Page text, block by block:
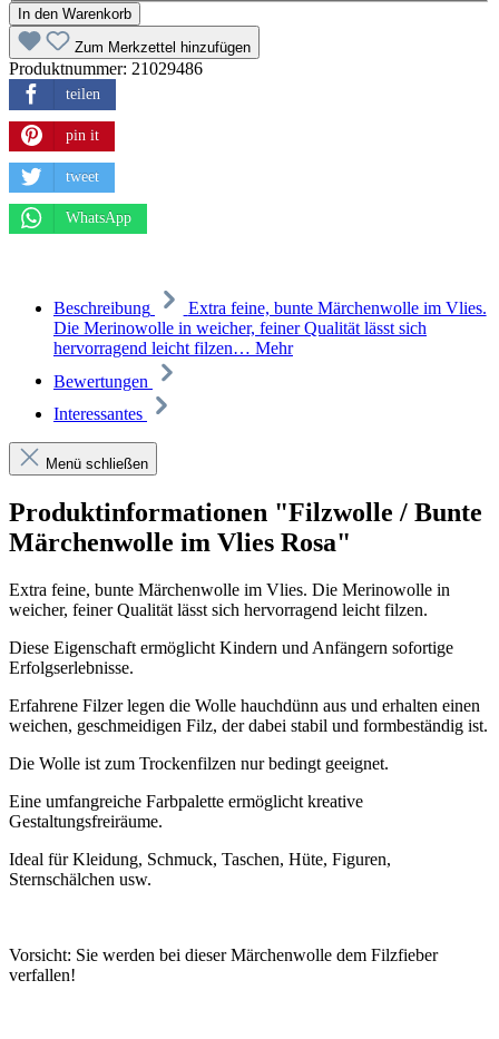
In den Warenkorb
Zum Merkzettel hinzufügen
Produktnummer: 21029486
teilen
pin it
tweet
WhatsApp
Beschreibung
Extra feine, bunte Märchenwolle im Vlies.
Die Merinowolle in weicher, feiner Qualität lässt sich
hervorragend leicht filzen… Mehr
Bewertungen
Interessantes
Menü schließen
Produktinformationen "Filzwolle / Bunte
Märchenwolle im Vlies Rosa"
Extra feine, bunte Märchenwolle im Vlies. Die Merinowolle in
weicher, feiner Qualität lässt sich hervorragend leicht filzen.
Diese Eigenschaft ermöglicht Kindern und Anfängern sofortige
Erfolgserlebnisse.
Erfahrene Filzer legen die Wolle hauchdünn aus und erhalten einen
weichen, geschmeidigen Filz, der dabei stabil und formbeständig ist.
Die Wolle ist zum Trockenfilzen nur bedingt geeignet.
Eine umfangreiche Farbpalette ermöglicht kreative
Gestaltungsfreiräume.
Ideal für Kleidung, Schmuck, Taschen, Hüte, Figuren,
Sternschälchen usw.
Vorsicht: Sie werden bei dieser Märchenwolle dem Filzfieber
verfallen!